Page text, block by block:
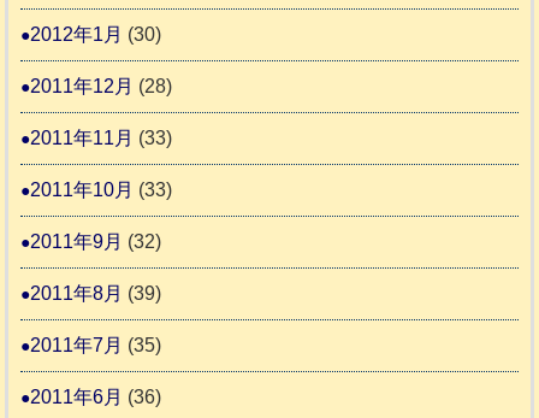
2012年1月 (30)
2011年12月 (28)
2011年11月 (33)
2011年10月 (33)
2011年9月 (32)
2011年8月 (39)
2011年7月 (35)
2011年6月 (36)